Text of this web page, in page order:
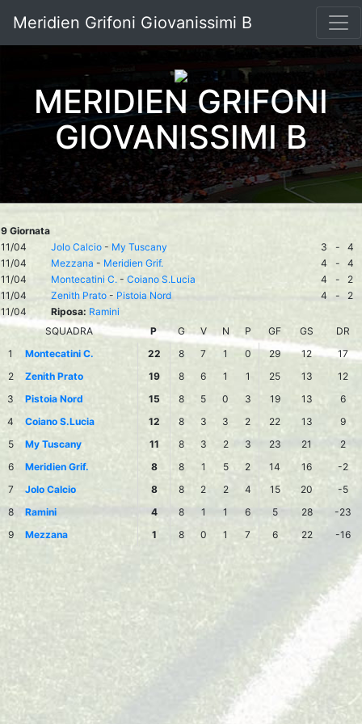
Meridien Grifoni Giovanissimi B
MERIDIEN GRIFONI
GIOVANISSIMI B
9 Giornata
11/04
Jolo Calcio - My Tuscany 3 -
4
11/04
Mezzana - Meridien Grif. 4 -
4
11/04
Montecatini C. - Coiano S.Lucia 4 -
2
11/04
Zenith Prato - Pistoia Nord 4 -
2
11/04
Riposa: Ramini
SQUADRA
P G V N P GF GS
DR
1
Montecatini C. 22 8 7 1 0 29 12
17
2
Zenith Prato 19 8 6 1 1 25 13
12
3
Pistoia Nord 15 8 5 0 3 19 13
6
4
Coiano S.Lucia 12 8 3 3 2 22 13
9
5
My Tuscany 11 8 3 2 3 23 21
2
6
Meridien Grif. 8 8 1 5 2 14 16
-2
7
Jolo Calcio 8 8 2 2 4 15 20
-5
8
Ramini 4 8 1 1 6 5 28
-23
9
Mezzana 1 8 0 1 7 6 22 -16